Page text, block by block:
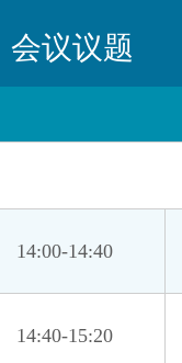
会议议题
14:00-14:40
14:40-15:20